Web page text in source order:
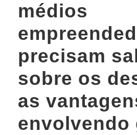
médios
precisam
sobre os
as
envolvendo